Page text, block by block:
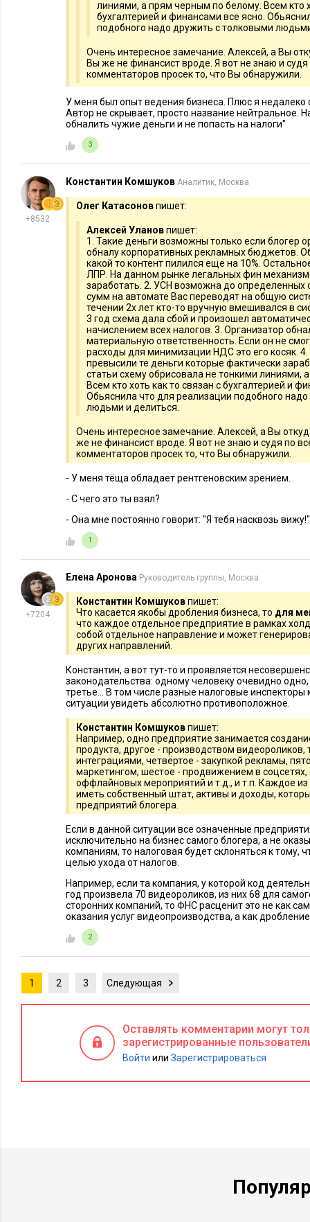
линиями, а прям черным по белому. Всем кто
бухгалтерией и финансами все ясно.
подобного надо дружить с толковыми
Очень интересное замечание. Алексей, а Вы
Вы же не финансист вроде. Я вот не знаю и
комментаторов просек то, что Вы обнаружили.
У меня был опыт ведения бизнеса. Плюс я недалеко
Автор не скрывает, просто название нейтральное.
обналить чужие деньги и не попасть на налоги"
3
+8532
Константин Комшуков Аналитик, Москва
Олег Катасоновпишет:
Алексей Улановпишет:
1. Такие деньги возможны только если блогер
обналу корпоративных рекламных бюджетов.
какой то контент пилился еще на 10%.
ЛПР. На данном рынке легальных фин
заработать. 2. УСН возможна до определенных
сумм на автомате Вас переводят на общую
течении 2х лет кто-то вручную вмешивался в
3 год схема дала сбой и произошел
начислением всех налогов. 3. Организатор
материальную ответственность. Если он не
расходы для минимизации НДС это его косяк.
превысили те деньги которые фактически
статьи схему обрисовала не тонкими линиями,
Всем кто хоть как то связан с бухгалтерией и
Обьяснила что для реализации подобного
людьми и делиться.
Очень интересное замечание. Алексей, а Вы
же не финансист вроде. Я вот не знаю и судя по
комментаторов просек то, что Вы обнаружили.
- У меня тёща обладает рентгеновским зрением.
- С чего это ты взял?
- Она мне постоянно говорит: "Я тебя насквозь вижу!"
1
+7204
Елена Аронова Руководитель группы, Москва
Константин Комшуковпишет:
Что касается якобы дробления бизнеса, то для
что каждое отдельное предприятие в рамках
собой отдельное направление и может
других направлений.
Константин, а вот тут-то и проявляется
законодательства: одному человеку очевидно
третье... В том числе разные налоговые инспекторы
ситуации увидеть абсолютно противоположное.
Константин Комшуковпишет:
Например, одно предприятие занимается
продукта, другое - производством
интеграциями, четвёртое - закупкой рекламы,
маркетингом, шестое - продвижением в
оффлайновых мероприятий и т.д., и т.п. Каждое
иметь собственный штат, активы и доходы,
предприятий блогера.
Если в данной ситуации все означенные
исключительно на бизнес самого блогера, а не
компаниям, то налоговая будет склоняться к тому,
целью ухода от налогов.
Например, если та компания, у которой код
год произвела 70 видеороликов, из них 68 для
сторонних компаний, то ФНС расценит это не как
оказания услуг видеопроизводства, а как дробление
2
1 2 3 Следующая
Оставлять комментарии могут
зарегистрированные
Войти или Зарегистрироваться